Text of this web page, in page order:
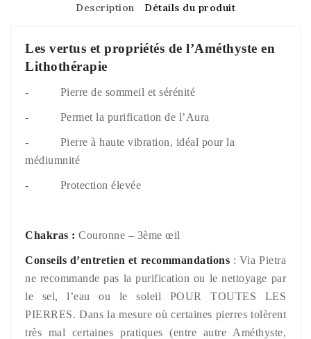
Description Détails du produit
Les vertus et propriétés de l’Améthyste en
Lithothérapie
- Pierre de sommeil et sérénité
- Permet la purification de l’Aura
- Pierre à haute vibration, idéal pour la
médiumnité
- Protection élevée
Chakras : Couronne – 3ème œil
Conseils d’entretien et recommandations : Via Pietra
ne recommande pas la purification ou le nettoyage par
le sel, l’eau ou le soleil POUR TOUTES LES
PIERRES. Dans la mesure où certaines pierres tolèrent
très mal certaines pratiques (entre autre Améthyste,